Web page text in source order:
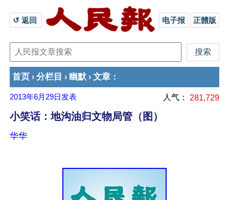
↺ 返回 电子报 正體版
首页 › 分栏目 › 幽默 › 文章 ：
2013年6月29日 发表 人气： 281,729
小笑话：地沟油归文物局管（图）
华华